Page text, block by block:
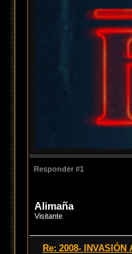
Responder #1
Alimaña
Visitante
Re: 2008-